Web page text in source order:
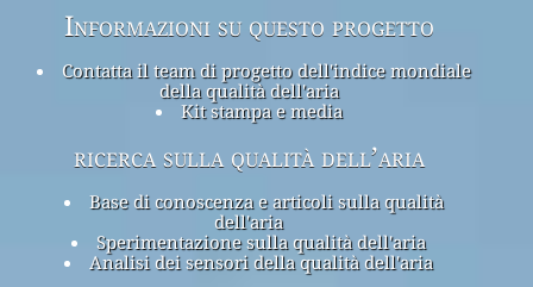
Informazioni su questo progetto
Contatta il team di progetto dell'indice mondiale
della qualità dell'aria
Kit stampa e media
ricerca sulla qualità dell’aria
Base di conoscenza e articoli sulla qualità
dell'aria
Sperimentazione sulla qualità dell'aria
Analisi dei sensori della qualità dell'aria